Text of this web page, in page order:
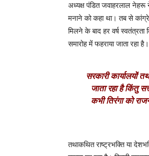
अध्यक्ष पंडित जवाहरलाल नेहरू
मनाने को कहा था। तब से
मिलने के बाद हर वर्ष स्वतंत्रता
समारोह में फहराया जाता रहा है।
सरकारी कार्यालयों
जाता रहा है किंतु
कभी तिरंगा को
तथाकथित राष्ट्रभक्ति या